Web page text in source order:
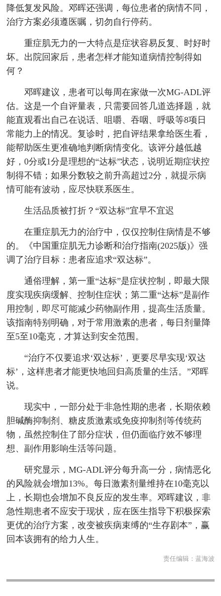
降低复发风险。邓晖还强调，每位患者的病情不同，
治疗方案必须遵医嘱，切勿自行停药。
重症肌无力的一大特点是症状容易反复、时好时
坏。出院回家后，患者怎样才能知道病情控制得如
何？
邓晖建议，患者可以每周在家做一次MG-ADL评
估。这是一个自评量表，只需要回答几道选择题，就
能直观看出自己在说话、咀嚼、吞咽、呼吸等8项日
常能力上的情况。复诊时，把自评结果拿给医生看，
能帮助医生更准确地判断病情变化。该评分越低越
好，0分或1分是理想的“达标”状态，说明近期症状控
制得不错；如果分数较之前升高超过2分，就提示病
情可能有波动，应尽快联系医生。
生活品质被打折？“双达标”宜早不宜迟
在重症肌无力的治疗中，仅仅控制住病情是不够
的。《中国重症肌无力诊断和治疗指南(2025版)》强
调了治疗目标：患者应追求“双达标”。
通俗理解，第一重“达标”是症状控制，即最大限
度实现疾病缓解、控制住症状；第二重“达标”是副作
用控制，即尽可能减少药物副作用，提高生活质量。
该指南特别明确，对于常用激素的患者，每日剂量降
至5至10毫克，才算达到安全范围。
“治疗不仅要追求‘双达标’，更要尽早实现‘双达
标’，这样患者才能更快地回归高质量的生活。”邓晖
说。
现实中，一部分处于非急性期的患者，长期依赖
胆碱酶抑制剂、糖皮质激素或免疫抑制剂等传统药
物，虽然控制住了部分症状，但仍面临疗效不够理
想、副作用影响生活等问题。
研究显示，MG-ADL评分每升高一分，病情恶化
的风险就会增加13%。每日激素剂量维持在10毫克以
上，长期也会增加不良反应的发生率。邓晖建议，非
急性期患者不应安于现状，应在医生指导下积极探索
更优的治疗方案，改变被疾病束缚的“生存剧本”，赢
回本该拥有的给力人生。
责任编辑： 蓝海波